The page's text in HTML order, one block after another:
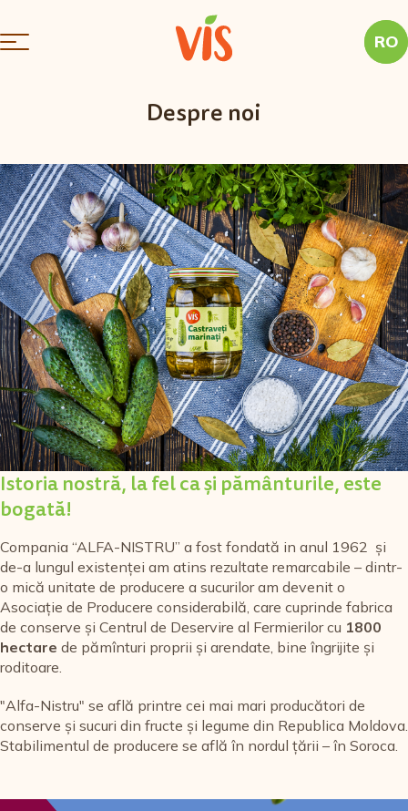
RO
Despre noi
Istoria nostră, la fel ca și pământurile, este
bogată!
Compania “ALFA-NISTRU” a fost fondată in anul 1962 și
de-a lungul existenței am atins rezultate remarcabile – dintr-
o mică unitate de producere a sucurilor am devenit o
Asociație de Producere considerabilă, care cuprinde fabrica
de conserve și Centrul de Deservire al Fermierilor cu 1800
hectare de pămînturi proprii și arendate, bine îngrijite și
roditoare.
"Alfa-Nistru" se află printre cei mai mari producători de
conserve și sucuri din fructe și legume din Republica Moldova.
Stabilimentul de producere se află în nordul țării – în Soroca.